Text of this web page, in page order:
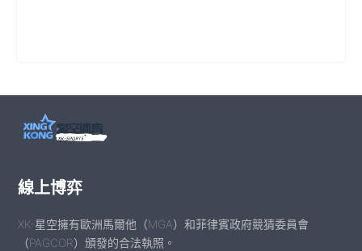
線上博弈
XK-星空擁有歐洲馬爾他（MGA）和菲律賓政府競猜委員會
（PAGCOR）頒發的合法執照。